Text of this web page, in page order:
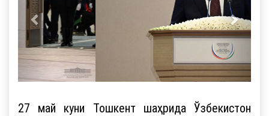
27 май куни Тошкент шаҳрида Ўзбекистон